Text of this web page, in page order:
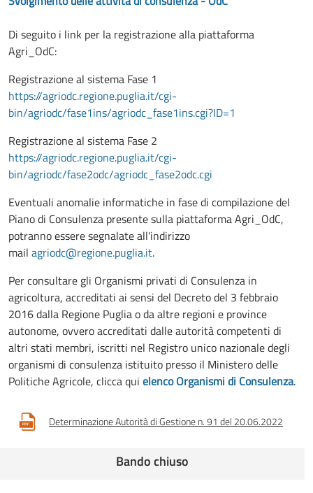
Di seguito i link per la registrazione alla piattaforma
Agri_OdC:
Registrazione al sistema Fase 1
https://agriodc.regione.puglia.it/cgi-
bin/agriodc/fase1ins/agriodc_fase1ins.cgi?ID=1
Registrazione al sistema Fase 2
https://agriodc.regione.puglia.it/cgi-
bin/agriodc/fase2odc/agriodc_fase2odc.cgi
Eventuali anomalie informatiche in fase di compilazione del
Piano di Consulenza presente sulla piattaforma Agri_OdC,
potranno essere segnalate all'indirizzo
mail agriodc@regione.puglia.it.
Per consultare gli Organismi privati di Consulenza in
agricoltura, accreditati ai sensi del Decreto del 3 febbraio
2016 dalla Regione Puglia o da altre regioni e province
autonome, ovvero accreditati dalle autorità competenti di
altri stati membri, iscritti nel Registro unico nazionale degli
organismi di consulenza istituito presso il Ministero delle
Politiche Agricole, clicca qui elenco Organismi di Consulenza.
Determinazione Autorità di Gestione n. 91 del 20.06.2022
Bando chiuso